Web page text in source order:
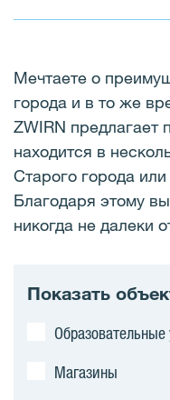
Мечтаете о
города и в то же
ZWIRN предлагает
находится в
Старого города
Благодаря этому
никогда не далеки
Показать
Магазины